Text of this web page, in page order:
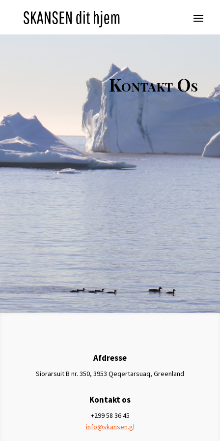
Kontakt Os
Afdresse
Siorarsuit B nr. 350, 3953 Qeqertarsuaq, Greenland
Kontakt os
+299 58 36 45
info@skansen.gl